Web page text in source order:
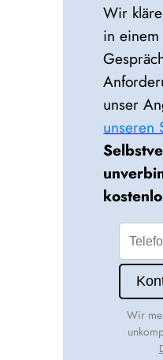
Wir
in
unser
unseren
Wir